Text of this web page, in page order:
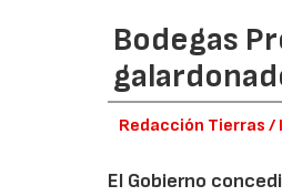
Bodegas
Redacción Tierras
El Gobierno